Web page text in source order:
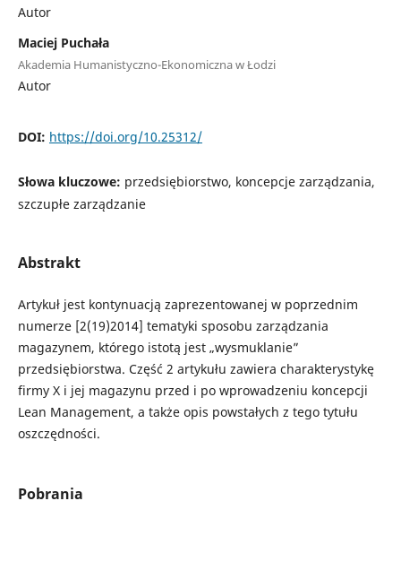
Autor
Maciej Puchała
Akademia Humanistyczno-Ekonomiczna w Łodzi
Autor
DOI: https://doi.org/10.25312/
Słowa kluczowe: przedsiębiorstwo, koncepcje zarządzania,
szczupłe zarządzanie
Abstrakt
Artykuł jest kontynuacją zaprezentowanej w poprzednim
numerze [2(19)2014] tematyki sposobu zarządzania
magazynem, którego istotą jest „wysmuklanie”
przedsiębiorstwa. Część 2 artykułu zawiera charakterystykę
firmy X i jej magazynu przed i po wprowadzeniu koncepcji
Lean Management, a także opis powstałych z tego tytułu
oszczędności.
Pobrania